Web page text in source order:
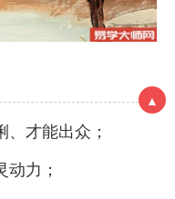
、才能出众；
力；
▲